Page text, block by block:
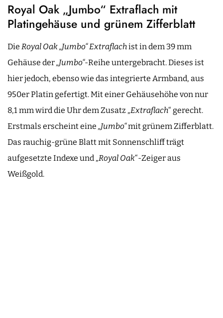
Royal Oak „Jumbo“ Extraflach mit
Platingehäuse und grünem Zifferblatt
Die Royal Oak „Jumbo“ Extraflachist in dem 39 mm
Gehäuse der„Jumbo“-Reihe untergebracht. Dieses ist
hier jedoch, ebenso wie das integrierte Armband, aus
950er Platin gefertigt. Mit einer Gehäusehöhe von nur
8,1 mm wird die Uhr dem Zusatz „Extraflach“ gerecht.
Erstmals erscheint eine „Jumbo“mit grünem Zifferblatt.
Das rauchig-grüne Blatt mit Sonnenschliff trägt
aufgesetzte Indexe und „Royal Oak“-Zeiger aus
Weißgold.